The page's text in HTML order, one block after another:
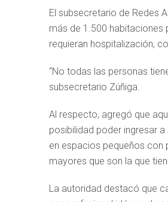
El subsecretario de Redes
más de 1.500 habitaciones
requieran hospitalización,
“No todas las personas
subsecretario Zúñiga.
Al respecto, agregó que
posibilidad poder ingresar
en espacios pequeños con
mayores que son la que
La autoridad destacó que